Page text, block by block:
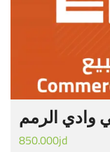
وادي الرمم
850.000jd